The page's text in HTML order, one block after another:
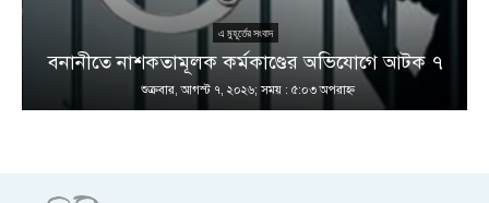
এ মুহূর্তের সংবাদ
বনানীতে নাশকতামূলক কর্মকাণ্ডের অভিযোগে আটক ৭
শুক্রবার, আগস্ট ৭, ২০২৬; সময় : ৫:০৩ অপরাহ্ণ